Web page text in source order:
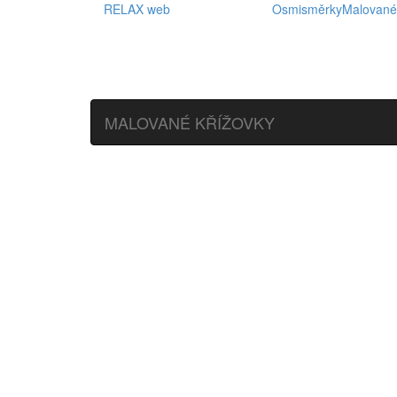
RELAX web Osmisměrky
MALOVANÉ KŘÍŽOVKY